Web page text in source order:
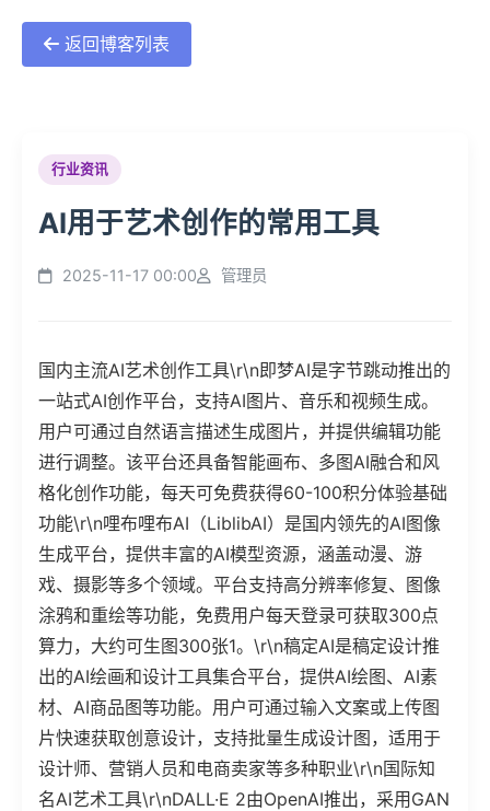
返回博客列表
行业资讯
AI用于艺术创作的常用工具
2025-11-17 00:00 管理员
国内主流AI艺术创作工具\r\n即梦AI是字节跳动推出的
一站式AI创作平台，支持AI图片、音乐和视频生成。
用户可通过自然语言描述生成图片，并提供编辑功能
进行调整。该平台还具备智能画布、多图AI融合和风
格化创作功能，每天可免费获得60-100积分体验基础
功能\r\n哩布哩布AI（LiblibAI）是国内领先的AI图像
生成平台，提供丰富的AI模型资源，涵盖动漫、游
戏、摄影等多个领域。平台支持高分辨率修复、图像
涂鸦和重绘等功能，免费用户每天登录可获取300点
算力，大约可生图300张1。\r\n稿定AI是稿定设计推
出的AI绘画和设计工具集合平台，提供AI绘图、AI素
材、AI商品图等功能。用户可通过输入文案或上传图
片快速获取创意设计，支持批量生成设计图，适用于
设计师、营销人员和电商卖家等多种职业\r\n国际知
名AI艺术工具\r\nDALL·E 2由OpenAI推出，采用GAN